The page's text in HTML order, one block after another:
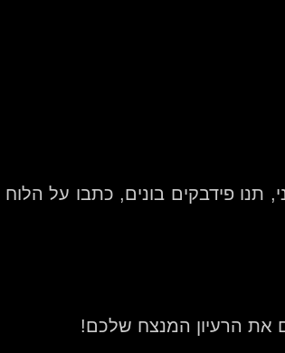
פידבקים בונים, כתבו על
את הרעיון המנצח שלכם!